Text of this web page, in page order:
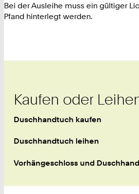
Bei der Ausleihe muss ein gültiger
Pfand hinterlegt werden.
Kaufen oder
Duschhandtuch kaufen
Duschhandtuch leihen
Vorhängeschloss und